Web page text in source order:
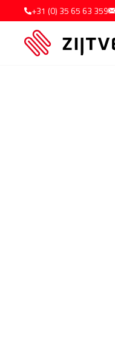
+31 (0) 35 65 63 359